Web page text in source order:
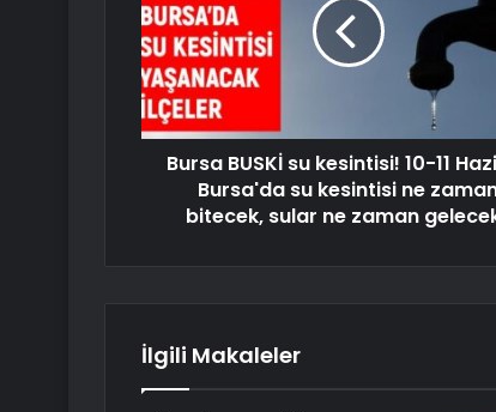
Bursa BUSKİ su kesintisi! 10-11
Bursa'da su kesintisi ne
bitecek, sular ne zaman
İlgili Makaleler